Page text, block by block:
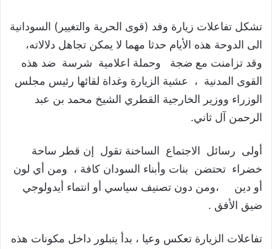
تشكل تفاعلات زيارة وفد (قوى الحرية والتغيير) السودانية
الى الدوحة هذه الأيام حدثا مهما لا يمكن تجاهل دلالاته،
وقد تزامنت مع ضجة وحملة اعلامية شرسة ضد هذه
القوى المدنية ، عشية الزيارة وغداة لقائها رئيس مجلس
الوزراء ووزير الخارجية القطري الشيخ محمد بن عبد
الرحمن آل ثاني.
أولى رسائل الاجتماع الساخنة تقول إن قطر ساحة
خضراء تحتضن بنات وأبناء السودان كافة ، ومن أي لون
أو دين ،ومن دون تصنيف سياسي أو انتماء أيدولوجي
ضيق الأفق .
تفاعلات الزيارة تعكس وعيا ، بدأ يتبلور داخل مكونات هذه